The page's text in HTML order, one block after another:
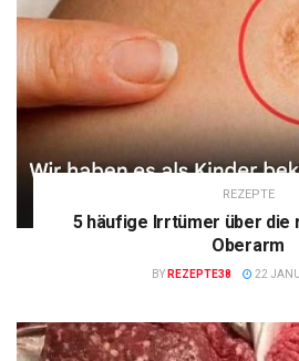
REZEPTE
5 häufige Irrtümer über die
Oberarm
BY REZEPTE38 22